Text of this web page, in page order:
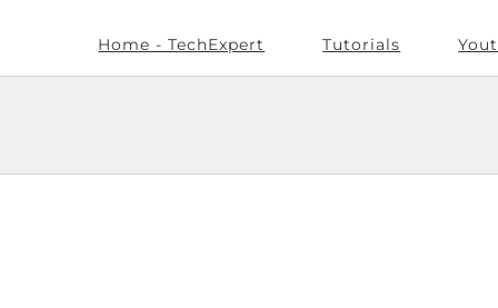
Home - TechExpert Tutorials